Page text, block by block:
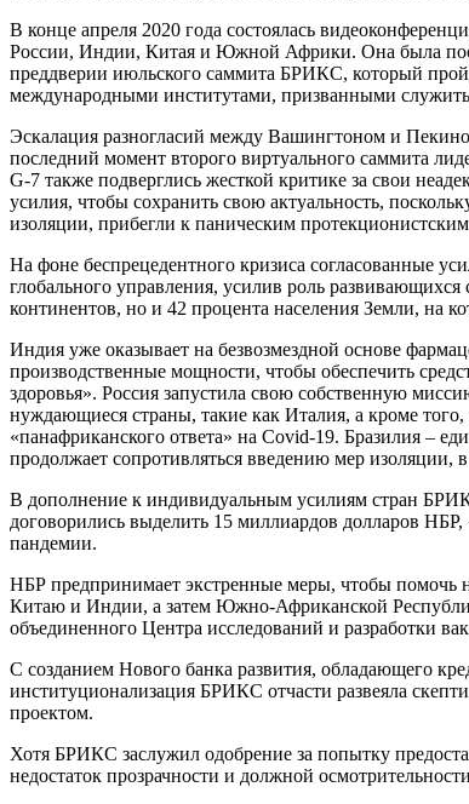
В конце апреля 2020 года состоялась
России, Индии, Китая и Южной Африки. Она была
преддверии июльского саммита БРИКС, который
международными институтами, призванными
Эскалация разногласий между Вашингтоном и
последний момент второго виртуального саммита
G-7 также подверглись жесткой критике за свои
усилия, чтобы сохранить свою актуальность,
изоляции, прибегли к паническим
На фоне беспрецедентного кризиса согласованные
глобального управления, усилив роль
континентов, но и 42 процента населения Земли, на
Индия уже оказывает на безвозмездной основе
производственные мощности, чтобы обеспечить
здоровья». Россия запустила свою собственную
нуждающиеся страны, такие как Италия, а кроме
«панафриканского ответа» на Covid-19. Бразилия –
продолжает сопротивляться введению мер изоляции,
В дополнение к индивидуальным усилиям стран
договорились выделить 15 миллиардов долларов
пандемии.
НБР предпринимает экстренные меры, чтобы помочь
Китаю и Индии, а затем Южно-Африканской
объединенного Центра исследований и разработки
С созданием Нового банка развития, обладающего
институционализация БРИКС отчасти развеяла
проектом.
Хотя БРИКС заслужил одобрение за попытку
недостаток прозрачности и должной